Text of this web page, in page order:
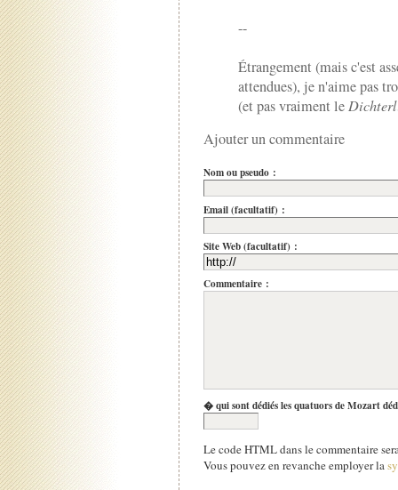
--
Étrangement (mais c'est
attendues), je n'aime pas
(et pas vraiment le
Ajouter un commentaire
Nom ou pseudo :
Email (facultatif) :
Site Web (facultatif) :
Commentaire :
� qui sont dédiés les quatuors de Mozart
Le code HTML dans le commentaire
Vous pouvez en revanche employer la